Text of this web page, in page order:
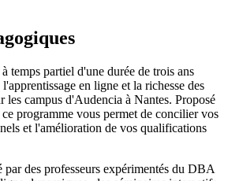
temps partiel d'une durée de trois ans
en ligne et la richesse des
les campus d'Audencia à Nantes. Proposé
programme vous permet de concilier vos
et l'amélioration de vos qualifications
des professeurs expérimentés du DBA